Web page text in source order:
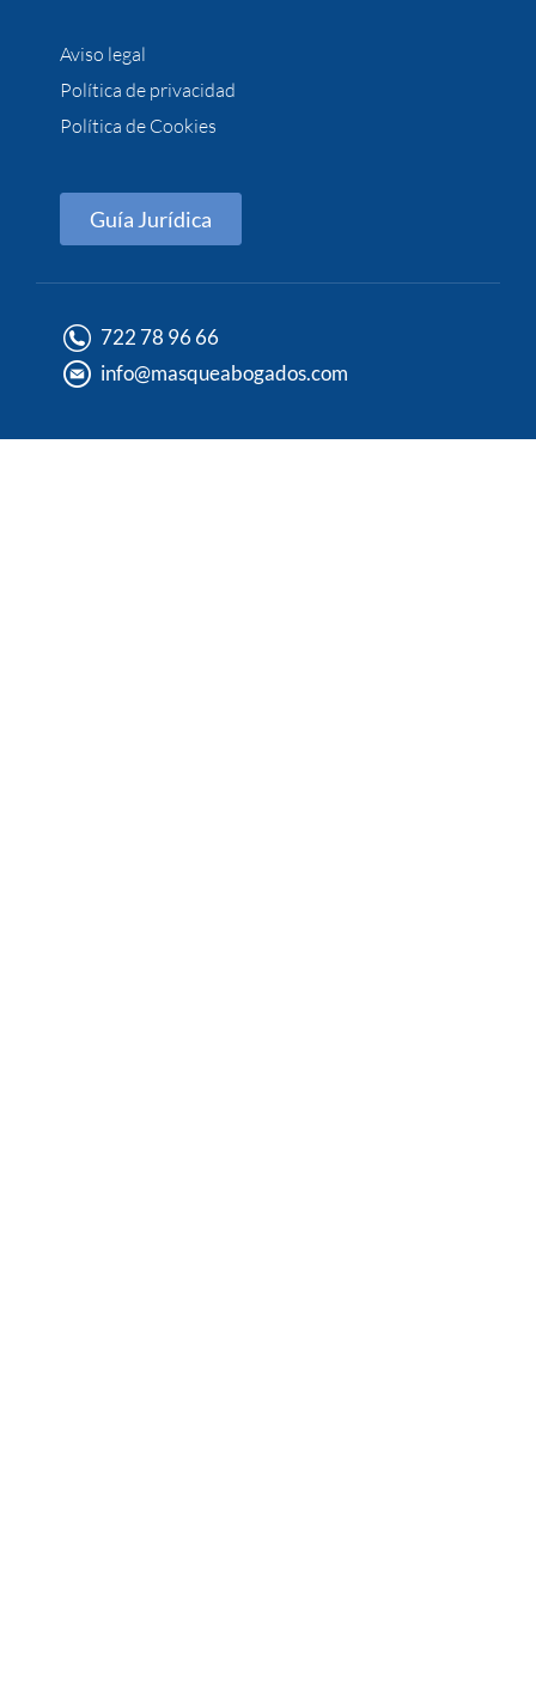
Aviso legal
Política de privacidad
Política de Cookies
Guía Jurídica
722 78 96 66
info@masqueabogados.com